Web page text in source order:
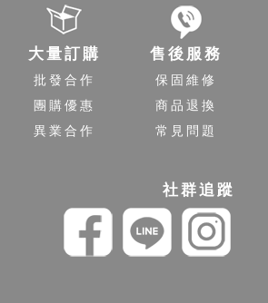
大量訂購
批發合作
團購優惠
異業合作
售後服務
保固維修
商品退換
常見問題
社群追蹤